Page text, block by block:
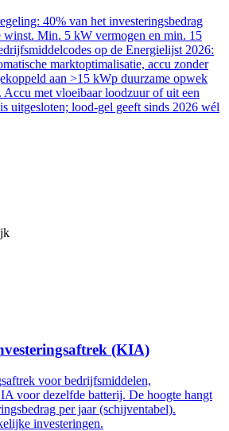
40% van het investeringsbedrag
winst. Min. 5 kW vermogen en min. 15
op de Energielijst 2026:
marktoptimalisatie, accu zonder
aan >15 kWp duurzame opwek
Accu met vloeibaar loodzuur of uit een
uitgesloten; lood-gel geeft sinds 2026 wél
(KIA)
voor bedrijfsmiddelen,
voor dezelfde batterij. De hoogte hangt
per jaar (schijventabel).
investeringen.